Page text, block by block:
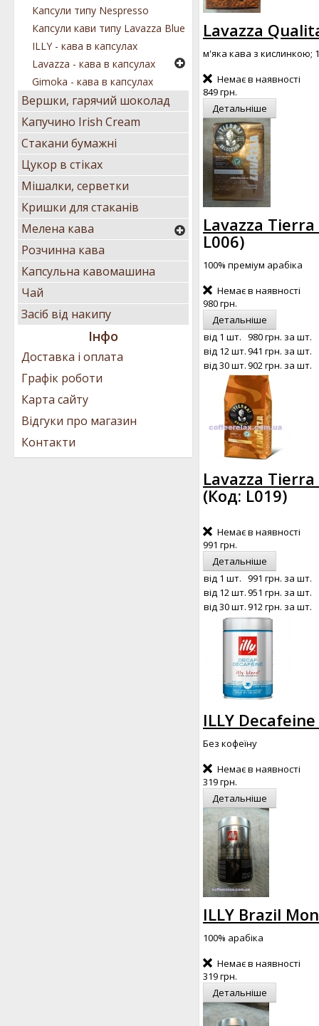
Lavazza
м'яка кава з кислинкою;
Немає в наявності
849 грн.
Детальніше
Lavazza
L006)
100% преміум арабіка
Немає в наявності
980 грн.
Детальніше
від 1 шт. 980 грн. за шт.
від 12 шт.941 грн. за шт.
від 30 шт.902 грн. за шт.
Lavazza
(Код: L019)
Немає в наявності
991 грн.
Детальніше
від 1 шт. 991 грн. за шт.
від 12 шт.951 грн. за шт.
від 30 шт.912 грн. за шт.
ILLY
Без кофеїну
Немає в наявності
319 грн.
Детальніше
ILLY Brazil
100% арабіка
Немає в наявності
319 грн.
Детальніше
Капсули типу Nespresso
Капсули кави типу Lavazza Blue
ILLY - кава в капсулах
Lavazza - кава в капсулах
Gimoka - кава в капсулах
Вершки, гарячий шоколад
Капучино Irish Cream
Стакани бумажні
Цукор в стіках
Мішалки, серветки
Кришки для стаканів
Мелена кава
Розчинна кава
Капсульна кавомашина
Чай
Засіб від накипу
Інфо
Доставка і оплата
Графік роботи
Карта сайту
Відгуки про магазин
Контакти